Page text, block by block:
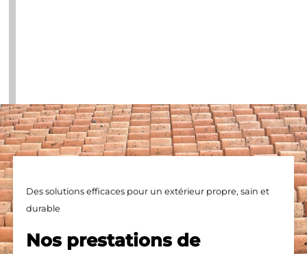
Des solutions efficaces pour un extérieur propre, sain et
durable
Nos prestations de